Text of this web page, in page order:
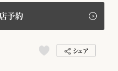
予約
シェア